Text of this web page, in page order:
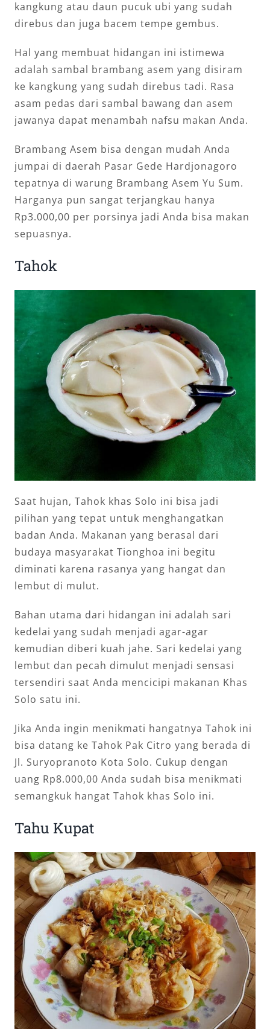
kangkung atau daun pucuk ubi yang sudah
direbus dan juga bacem tempe gembus.
Hal yang membuat hidangan ini istimewa
adalah sambal brambang asem yang disiram
ke kangkung yang sudah direbus tadi. Rasa
asam pedas dari sambal bawang dan asem
jawanya dapat menambah nafsu makan Anda.
Brambang Asem bisa dengan mudah Anda
jumpai di daerah Pasar Gede Hardjonagoro
tepatnya di warung Brambang Asem Yu Sum.
Harganya pun sangat terjangkau hanya
Rp3.000,00 per porsinya jadi Anda bisa makan
sepuasnya.
Tahok
Saat hujan, Tahok khas Solo ini bisa jadi
pilihan yang tepat untuk menghangatkan
badan Anda. Makanan yang berasal dari
budaya masyarakat Tionghoa ini begitu
diminati karena rasanya yang hangat dan
lembut di mulut.
Bahan utama dari hidangan ini adalah sari
kedelai yang sudah menjadi agar-agar
kemudian diberi kuah jahe. Sari kedelai yang
lembut dan pecah dimulut menjadi sensasi
tersendiri saat Anda mencicipi makanan Khas
Solo satu ini.
Jika Anda ingin menikmati hangatnya Tahok ini
bisa datang ke Tahok Pak Citro yang berada di
Jl. Suryopranoto Kota Solo. Cukup dengan
uang Rp8.000,00 Anda sudah bisa menikmati
semangkuk hangat Tahok khas Solo ini.
Tahu Kupat